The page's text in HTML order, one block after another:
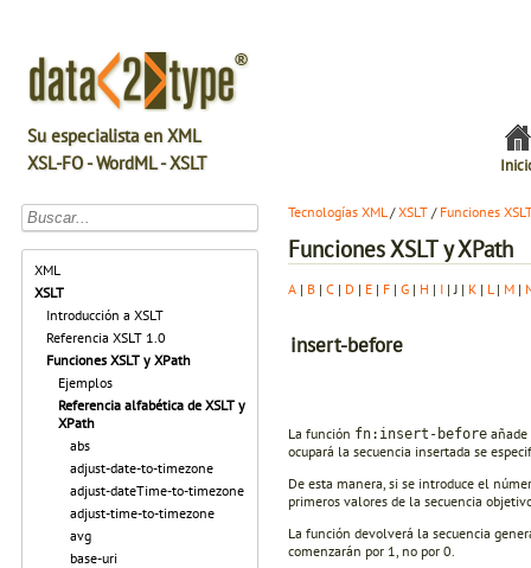
Su especialista en XML
XSL-FO - WordML - XSLT
XML
XSLT
Introducción a XSLT
Referencia XSLT 1.0
Funciones XSLT y XPath
Ejemplos
Referencia alfabética de XSLT y
XPath
abs
adjust-date-to-timezone
adjust-dateTime-to-timezone
adjust-time-to-timezone
avg
base-uri
Tecnologías XML/XSLT / Funciones
Funciones XSLT y XPath
A | B | C | D | E | F | G | H | I | J | K | L | M |
insert-before
La función fn:insert-before
ocupará la secuencia insertada se
De esta manera, si se introduce el
primeros valores de la secuencia
La función devolverá la secuencia
comenzarán por 1, no por 0.